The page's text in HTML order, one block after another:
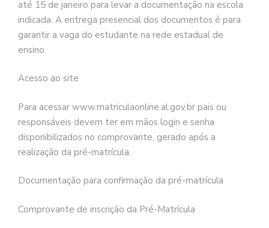
até 15 de janeiro para levar a documentação na escola
indicada. A entrega presencial dos documentos é para
garantir a vaga do estudante na rede estadual de
ensino.
Acesso ao site
Para acessar www.matriculaonline.al.gov.br pais ou
responsáveis devem ter em mãos login e senha
disponibilizados no comprovante, gerado após a
realização da pré-matrícula.
Documentação para confirmação da pré-matrícula
Comprovante de inscrição da Pré-Matrícula